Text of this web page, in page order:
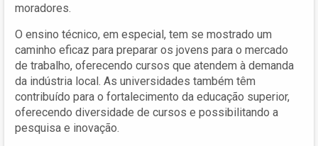
moradores.
O ensino técnico, em especial, tem se mostrado um
caminho eficaz para preparar os jovens para o mercado
de trabalho, oferecendo cursos que atendem à demanda
da indústria local. As universidades também têm
contribuído para o fortalecimento da educação superior,
oferecendo diversidade de cursos e possibilitando a
pesquisa e inovação.